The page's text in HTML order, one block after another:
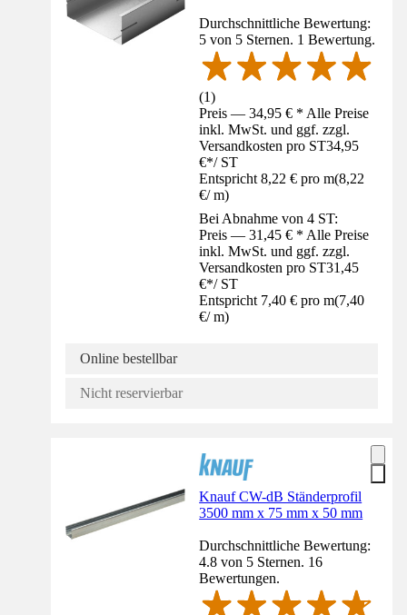
Durchschnittliche Bewertung:
5 von 5 Sternen. 1 Bewertung.
(1)
Preis — 34,95 € * Alle Preise
inkl. MwSt. und ggf. zzgl.
Versandkosten pro ST34,95
€*/ ST
Entspricht 8,22 € pro m(8,22
€/ m)
Bei Abnahme von 4 ST:
Preis — 31,45 € * Alle Preise
inkl. MwSt. und ggf. zzgl.
Versandkosten pro ST31,45
€*/ ST
Entspricht 7,40 € pro m(7,40
€/ m)
Online bestellbar
Nicht reservierbar
Knauf CW-dB Ständerprofil
3500 mm x 75 mm x 50 mm
Durchschnittliche Bewertung:
4.8 von 5 Sternen. 16
Bewertungen.